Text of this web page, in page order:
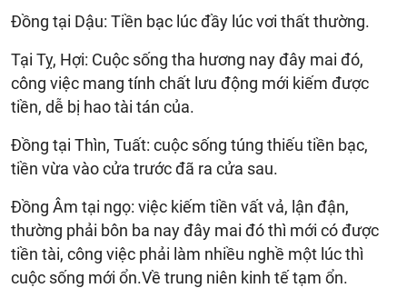
Đồng tại Dậu: Tiền bạc lúc đầy lúc vơi thất thường.
Tại Tỵ, Hợi: Cuộc sống tha hương nay đây mai đó,
công việc mang tính chất lưu động mới kiếm được
tiền, dễ bị hao tài tán của.
Đồng tại Thìn, Tuất: cuộc sống túng thiếu tiền bạc,
tiền vừa vào cửa trước đã ra cửa sau.
Đồng Âm tại ngọ: việc kiếm tiền vất vả, lận đận,
thường phải bôn ba nay đây mai đó thì mới có được
tiền tài, công việc phải làm nhiều nghề một lúc thì
cuộc sống mới ổn.Về trung niên kinh tế tạm ổn.